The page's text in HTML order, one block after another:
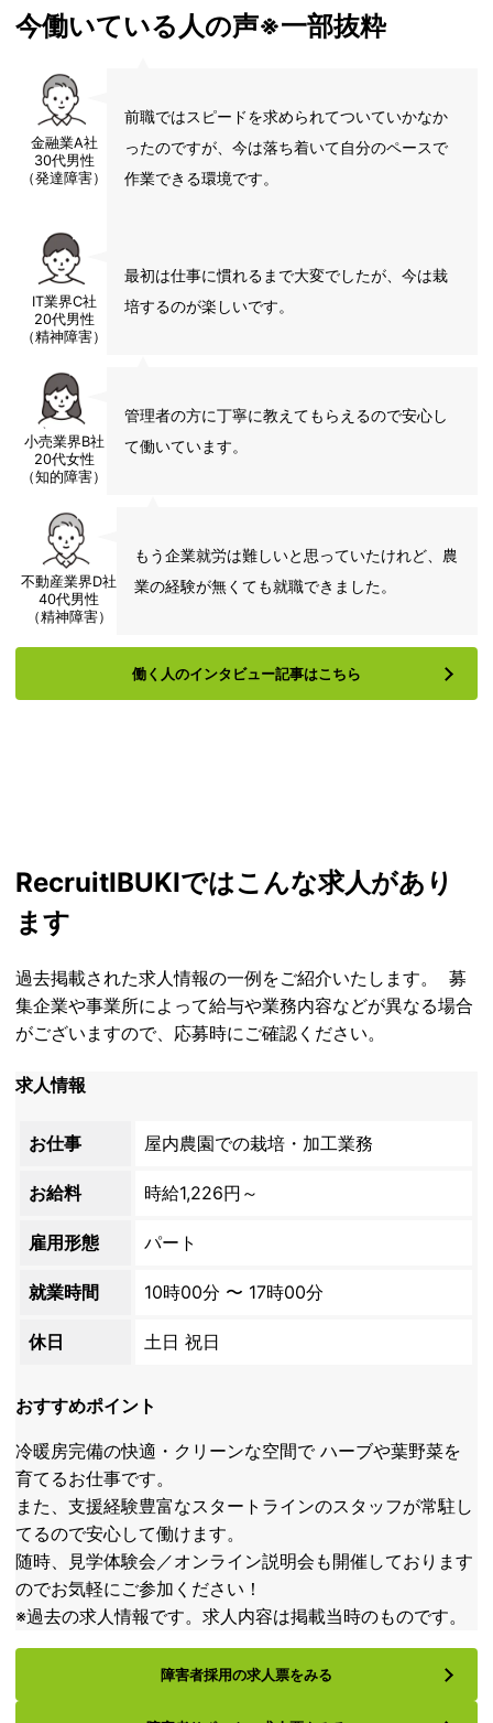
今働いている人の声※一部抜粋
金融業A社
30代男性
（発達障害）
前職ではスピードを求められてついていかなか
ったのですが、今は落ち着いて自分のペースで
作業できる環境です。
IT業界C社
20代男性
（精神障害）
最初は仕事に慣れるまで大変でしたが、今は栽
培するのが楽しいです。
小売業界B社
20代女性
（知的障害）
管理者の方に丁寧に教えてもらえるので安心し
て働いています。
不動産業界D社
40代男性
（精神障害）
もう企業就労は難しいと思っていたけれど、農
業の経験が無くても就職できました。
働く人のインタビュー記事はこちら
RecruitIBUKIではこんな求人があり
ます
過去掲載された求人情報の一例をご紹介いたします。 募
集企業や事業所によって給与や業務内容などが異なる場合
がございますので、応募時にご確認ください。
求人情報
お仕事 屋内農園での栽培・加工業務
お給料 時給1,226円～
雇用形態 パート
就業時間 10時00分 〜 17時00分
休日 土日 祝日
おすすめポイント
冷暖房完備の快適・クリーンな空間で ハーブや葉野菜を
育てるお仕事です。
また、支援経験豊富なスタートラインのスタッフが常駐し
てるので安心して働けます。
随時、見学体験会／オンライン説明会も開催しております
のでお気軽にご参加ください！
※過去の求人情報です。求人内容は掲載当時のものです。
障害者採用の求人票をみる